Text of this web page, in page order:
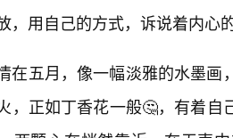
，用自己的方式，诉说着内心
在五月，像一幅淡雅的水墨
，正如丁香花一般🤔，有着